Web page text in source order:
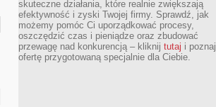
skuteczne działania, które realnie zwiększają
efektywność i zyski Twojej firmy. Sprawdź, jak
możemy pomóc Ci uporządkować procesy,
oszczędzić czas i pieniądze oraz zbudować
przewagę nad konkurencją – kliknij tutaj i poznaj
ofertę przygotowaną specjalnie dla Ciebie.